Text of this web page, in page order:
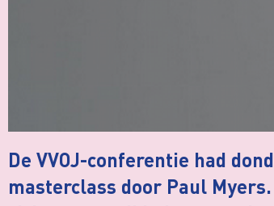
De VVOJ-conferentie had
masterclass door Paul